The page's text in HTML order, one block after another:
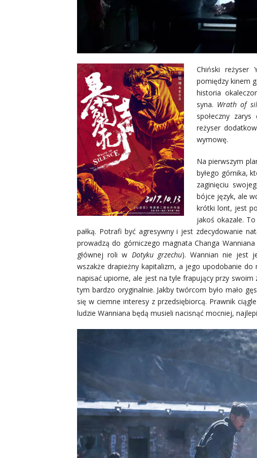
Chiński reżyser
pomiędzy kinem
historia
syna. Wrath of
społeczny
reżyser
wymowę.
Na pierwszym
byłego górnika,
zaginięciu
bójce język, ale
krótki lont, jest
jakoś okazale.
pałką. Potrafi być agresywny i jest zdecydowanie
prowadzą do górniczego magnata Changa Wanniana
głównej roli w Dotyku grzechu). Wannian nie jest
wszakże drapieżny kapitalizm, a jego upodobanie
napisać upiorne, ale jest na tyle frapujący przy
tym bardzo oryginalnie. Jakby twórcom było mało
się w ciemne interesy z przedsiębiorcą. Prawnik
ludzie Wanniana będą musieli nacisnąć mocniej,